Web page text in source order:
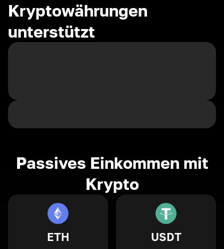
Kryptowährungen
unterstützt
Passives Einkommen mit
Krypto
ETH USDT